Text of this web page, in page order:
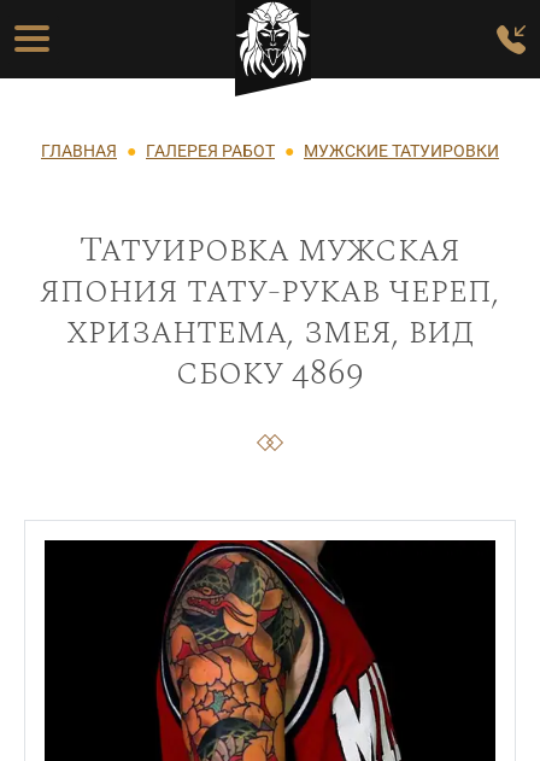
Перейти к основному содержанию
Основная навигация
Строка навигации
ГЛАВНАЯ ГАЛЕРЕЯ РАБОТ МУЖСКИЕ ТАТУИРОВКИ
Татуировка мужская
япония тату-рукав череп,
хризантема, змея, вид
сбоку 4869